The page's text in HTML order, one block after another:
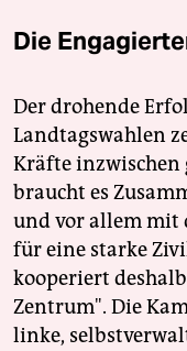
Die
Der drohende
Landtagswahlen
Kräfte inzwischen
braucht es
und vor allem mit
für eine starke
kooperiert
Zentrum". Die
linke,